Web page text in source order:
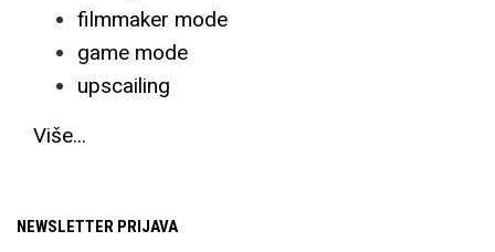
filmmaker mode
game mode
upscailing
Više...
NEWSLETTER PRIJAVA